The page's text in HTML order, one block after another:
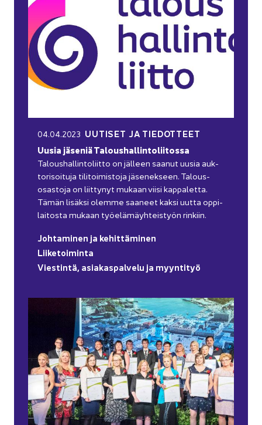
04.04.2023 UU­TI­SET JA TIE­DOT­TEET
Uusia jä­se­niä Ta­lous­hal­lin­to­lii­tos­sa
Ta­lous­hal­lin­to­liit­to on jäl­leen saa­nut uusia auk­
to­ri­soi­tu­ja ti­li­toi­mis­to­ja jä­se­nek­seen. Ta­lous­
osas­to­ja on liit­ty­nyt mu­kaan viisi kap­pa­let­ta.
Tämän li­säk­si olem­me saa­neet kaksi uutta op­pi­
lai­tos­ta mu­kaan työ­elä­mäyh­teis­työn rin­kiin.
Joh­ta­mi­nen ja ke­hit­tä­mi­nen
Lii­ke­toi­min­ta
Vies­tin­tä, asia­kas­pal­ve­lu ja myyn­ti­työ